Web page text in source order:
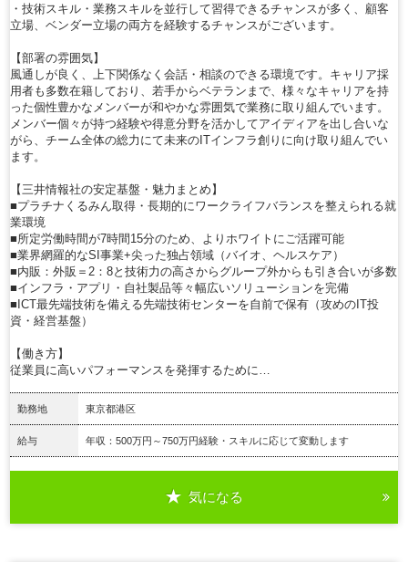
・技術スキル・業務スキルを並行して習得できるチャンスが多く、顧客
立場、ベンダー立場の両方を経験するチャンスがございます。
【部署の雰囲気】
風通しが良く、上下関係なく会話・相談のできる環境です。キャリア採
用者も多数在籍しており、若手からベテランまで、様々なキャリアを持
った個性豊かなメンバーが和やかな雰囲気で業務に取り組んでいます。
メンバー個々が持つ経験や得意分野を活かしてアイディアを出し合いな
がら、チーム全体の総力にて未来のITインフラ創りに向け取り組んでい
ます。
【三井情報社の安定基盤・魅力まとめ】
■プラチナくるみん取得・長期的にワークライフバランスを整えられる就
業環境
■所定労働時間が7時間15分のため、よりホワイトにご活躍可能
■業界網羅的なSI事業+尖った独占領域（バイオ、ヘルスケア）
■内販：外販＝2：8と技術力の高さからグループ外からも引き合いが多数
■インフラ・アプリ・自社製品等々幅広いソリューションを完備
■ICT最先端技術を備える先端技術センターを自前で保有（攻めのIT投
資・経営基盤）
【働き方】
従業員に高いパフォーマンスを発揮するために…
勤務地 東京都港区
給与 年収：500万円～750万円経験・スキルに応じて変動します
気になる